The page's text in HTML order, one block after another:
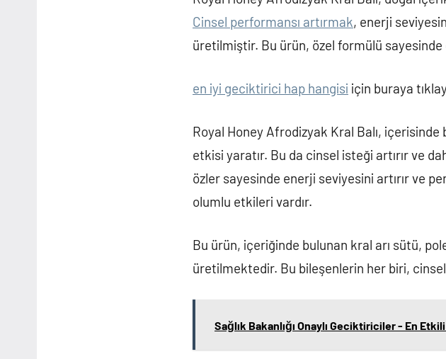
Cinsel performansı artırmak, enerji
üretilmiştir. Bu ürün, özel formülü
en iyi geciktirici hap hangisi için buraya
Royal Honey Afrodizyak Kral Balı,
etkisi yaratır. Bu da cinsel isteği artırır ve
özler sayesinde enerji seviyesini artırır ve
olumlu etkileri vardır.
Bu ürün, içeriğinde bulunan kral arı sütü,
üretilmektedir. Bu bileşenlerin her biri,
Sağlık Bakanlığı Onaylı Geciktiriciler - En